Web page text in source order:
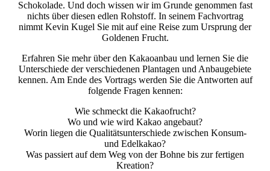
Schokolade. Und doch wissen wir im Grunde genommen fast
nichts über diesen edlen Rohstoff. In seinem Fachvortrag
nimmt Kevin Kugel Sie mit auf eine Reise zum Ursprung der
Goldenen Frucht.
Erfahren Sie mehr über den Kakaoanbau und lernen Sie die
Unterschiede der verschiedenen Plantagen und Anbaugebiete
kennen. Am Ende des Vortrags werden Sie die Antworten auf
folgende Fragen kennen:
Wie schmeckt die Kakaofrucht?
Wo und wie wird Kakao angebaut?
Worin liegen die Qualitätsunterschiede zwischen Konsum-
und Edelkakao?
Was passiert auf dem Weg von der Bohne bis zur fertigen
Kreation?